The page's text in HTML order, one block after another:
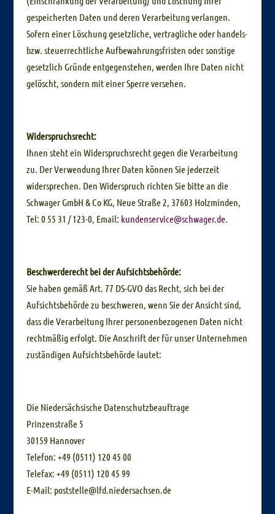
gespeicherten Daten und deren Verarbeitung verlangen.
Sofern einer Löschung gesetzliche, vertragliche oder handels-
bzw. steuerrechtliche Aufbewahrungsfristen oder sonstige
gesetzlich Gründe entgegenstehen, werden Ihre Daten nicht
gelöscht, sondern mit einer Sperre versehen.
Widerspruchsrecht:
Ihnen steht ein Widerspruchsrecht gegen die Verarbeitung
zu. Der Verwendung Ihrer Daten können Sie jederzeit
widersprechen. Den Widerspruch richten Sie bitte an die
Schwager GmbH & Co KG, Neue Straße 2, 37603 Holzminden,
Tel: 0 55 31 / 123-0, Email: kundenservice@schwager.de.
Beschwerderecht bei der Aufsichtsbehörde:
Sie haben gemäß Art. 77 DS-GVO das Recht, sich bei der
Aufsichtsbehörde zu beschweren, wenn Sie der Ansicht sind,
dass die Verarbeitung Ihrer personenbezogenen Daten nicht
rechtmäßig erfolgt. Die Anschrift der für unser Unternehmen
zuständigen Aufsichtsbehörde lautet:
Die Niedersächsische Datenschutzbeauftrage
Prinzenstraße 5
30159 Hannover
Telefon: +49 (0511) 120 45 00
Telefax: +49 (0511) 120 45 99
E-Mail: poststelle@lfd.niedersachsen.de